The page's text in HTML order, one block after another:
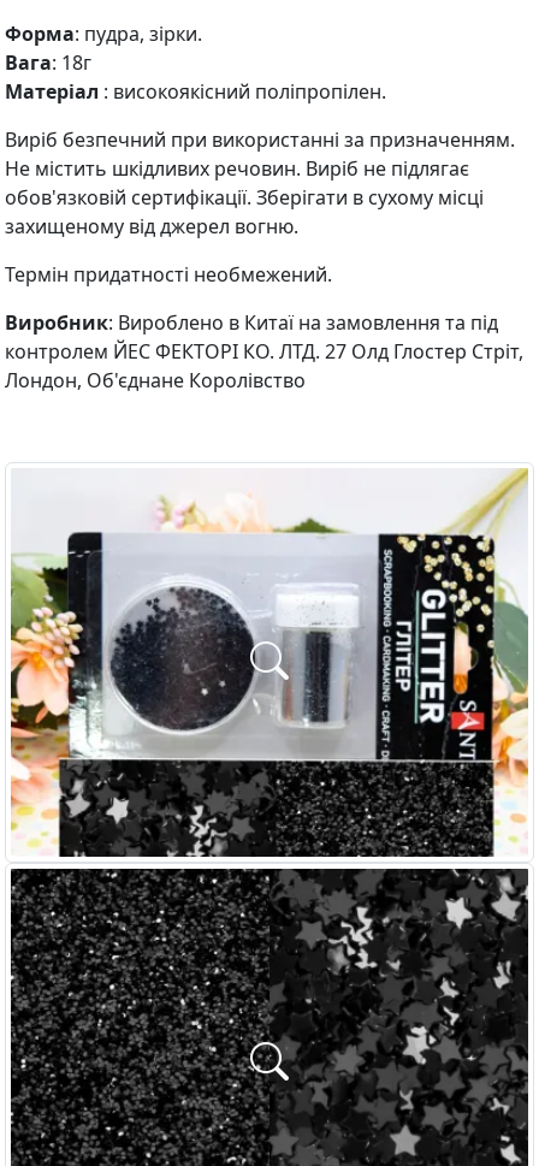
Форма: пудра, зірки.
Вага: 18г
Матеріал : високоякісний поліпропілен.
Виріб безпечний при використанні за призначенням.
Не містить шкідливих речовин. Виріб не підлягає
обов'язковій сертифікації. Зберігати в сухому місці
захищеному від джерел вогню.
Термін придатності необмежений.
Виробник: Вироблено в Китаї на замовлення та під
контролем ЙЕС ФЕКТОРІ КО. ЛТД. 27 Олд Глостер Стріт,
Лондон, Об'єднане Королівство